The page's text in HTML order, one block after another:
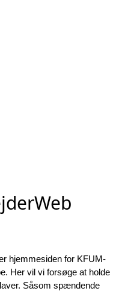
hjemmesiden for KFUM-
Her vil vi forsøge at holde
Såsom spændende